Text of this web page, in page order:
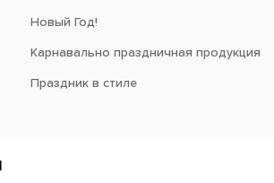
Новый Год!
Карнавально праздничная продукция
Праздник в стиле